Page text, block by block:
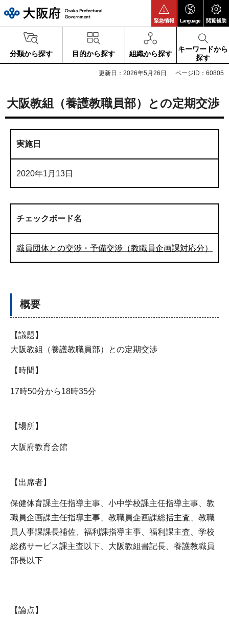
緊急情報 Language 閲覧補助
分類から探す 目的から探す 組織から探す
キーワードから
探す
更新日：2026年5月26日 ページID：60805
大阪教組（養護教職員部）との定期交渉
実施日
2020年1月13日
チェックボード名
職員団体との交渉・予備交渉（教職員企画課対応分）
概要
【議題】
大阪教組（養護教職員部）との定期交渉
【時間】
17時50分から18時35分
【場所】
大阪府教育会館
【出席者】
保健体育課主任指導主事、小中学校課主任指導主事、教
職員企画課主任指導主事、教職員企画課総括主査、教職
員人事課課長補佐、福利課指導主事、福利課主査、学校
総務サービス課主査以下、大阪教組書記長、養護教職員
部長以下
【論点】